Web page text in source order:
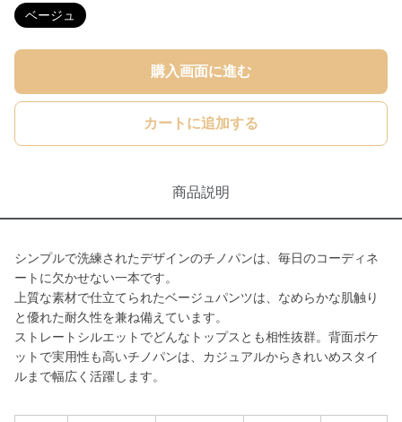
ベージュ
購入画面に進む
カートに追加する
商品説明
シンプルで洗練されたデザインのチノパンは、毎日のコーディネ
ートに欠かせない一本です。
上質な素材で仕立てられたベージュパンツは、なめらかな肌触り
と優れた耐久性を兼ね備えています。
ストレートシルエットでどんなトップスとも相性抜群。背面ポケ
ットで実用性も高いチノパンは、カジュアルからきれいめスタイ
ルまで幅広く活躍します。